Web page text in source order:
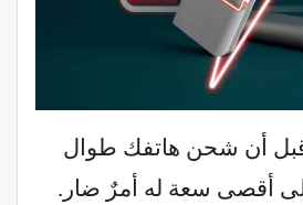
أن شحن هاتفك طوال
أقصى سعة له أمرٌ ضار.